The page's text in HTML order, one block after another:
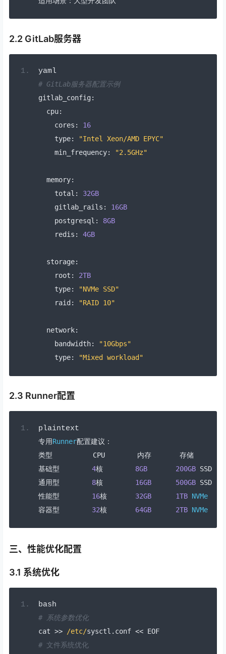
2.2 GitLab服务器
yaml
# GitLab服务器配置示例
gitlab_config :
  cpu
:
    cores
:
16
    type
:
"Intel Xeon/AMD EPYC"
    min_frequency
: "2.5GHz"
  memory
:
    total
:
32GB
    gitlab_rails
:
16GB
    postgresql
:
8GB
    redis
: 4GB
  storage
:
    root
:
2TB
    type
:
"NVMe SSD"
    raid
: "RAID 10"
  network
:
    bandwidth
:
"10Gbps"
    type
: "Mixed workload"
2.3 Runner配置
plaintext
专用Runner配置建议：
类型
          CPU
内存 存储
基础型
4核 8GB 200GB SSD
通用型
8核 16GB 500GB SSD
性能型
16核 32GB 1TB NVMe
容器型
32核 64GB 2TB NVMe
三、性能优化配置
3.1 系统优化
bash
# 系统参数优化
cat >> /etc/sysctl . conf << EOF
# 文件系统优化